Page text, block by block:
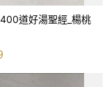
400道好湯聖經_楊桃